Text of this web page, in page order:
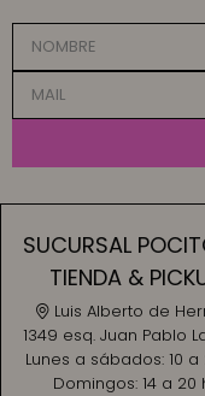
SUCURSAL
TIENDA &
Luis Alberto de
1349 esq. Juan Pablo
Lunes a sábados: 10 a
Domingos: 14 a 20